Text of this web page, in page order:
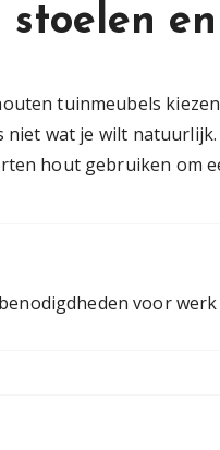
stoelen
tuinmeubels
niet wat je wilt
hout gebruiken om
voor